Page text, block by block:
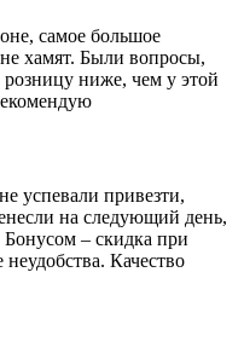
самое большое
хамят. Были вопросы,
ниже, чем у этой
успевали привезти,
на следующий день,
Бонусом – скидка при
Качество